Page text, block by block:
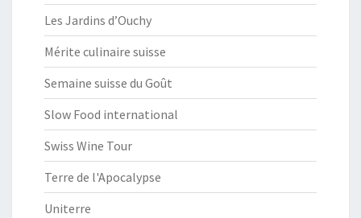
Les Jardins d’Ouchy
Mérite culinaire suisse
Semaine suisse du Goût
Slow Food international
Swiss Wine Tour
Terre de l'Apocalypse
Uniterre